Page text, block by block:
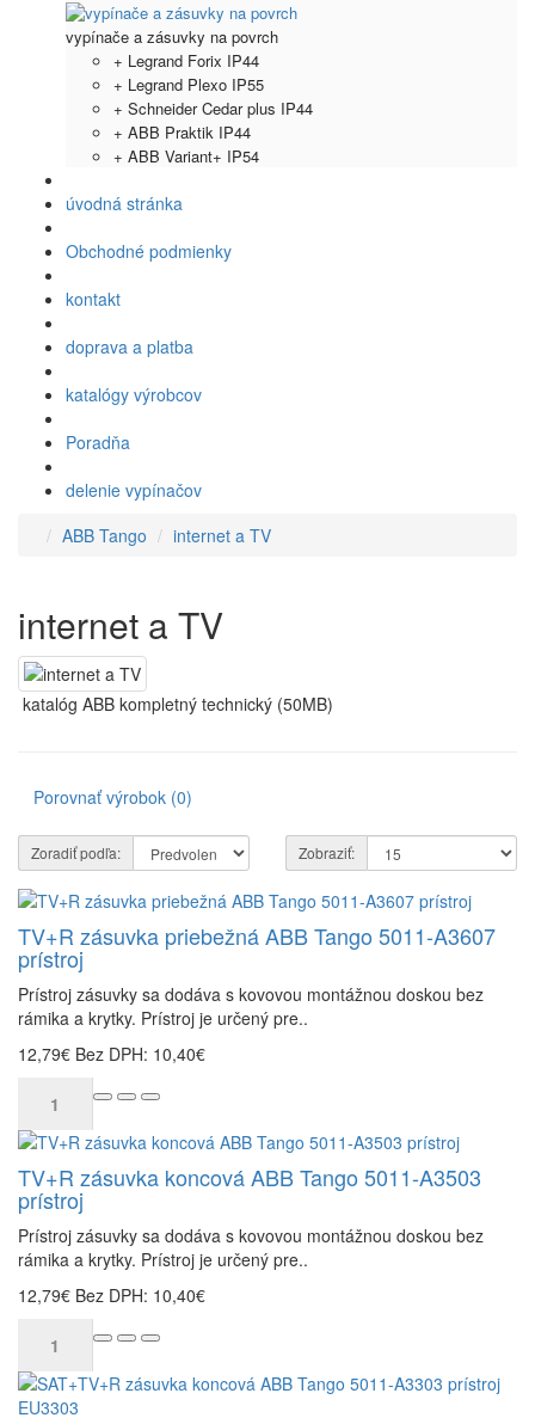
vypínače a zásuvky na povrch
+ Legrand Forix IP44
+ Legrand Plexo IP55
+ Schneider Cedar plus IP44
+ ABB Praktik IP44
+ ABB Variant+ IP54
úvodná stránka
Obchodné podmienky
kontakt
doprava a platba
katalógy výrobcov
Poradňa
delenie vypínačov
ABB Tango
internet a TV
internet a TV
katalóg ABB kompletný technický (50MB)
Porovnať výrobok (0)
Zoradiť podľa: Zobraziť:
TV+R zásuvka priebežná ABB Tango 5011-A3607
prístroj
Prístroj zásuvky sa dodáva s kovovou montážnou doskou bez
rámika a krytky. Prístroj je určený pre..
12,79€ Bez DPH: 10,40€
TV+R zásuvka koncová ABB Tango 5011-A3503
prístroj
Prístroj zásuvky sa dodáva s kovovou montážnou doskou bez
rámika a krytky. Prístroj je určený pre..
12,79€ Bez DPH: 10,40€